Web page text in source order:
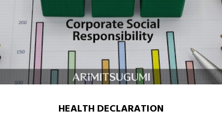
HEALTH DECLARATION